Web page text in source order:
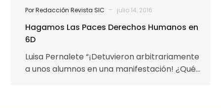
Por Redacción Revista SIC - julio 14, 2016
Hagamos Las Paces Derechos Humanos en
6D
Luisa Pernalete “¡Detuvieron arbitrariamente
a unos alumnos en una manifestación! ¿Qué